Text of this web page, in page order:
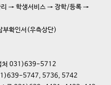
→ 학생서비스 → 장학/등록 →
확인서(우측상단)
처 031)639-5712
5747, 5736, 5742